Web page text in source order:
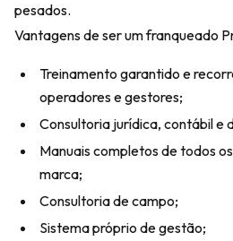
pesados.
Vantagens de ser um franqueado
Treinamento garantido e
operadores e gestores;
Consultoria jurídica, contábil e
Manuais completos de todos
marca;
Consultoria de campo;
Sistema próprio de gestão;